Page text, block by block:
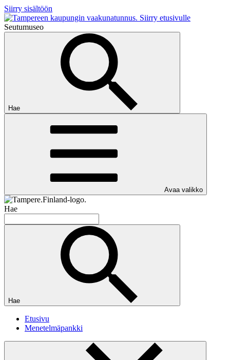
Siirry sisältöön
Siirry etusivulle
Seutumuseo
Hae
Avaa valikko
Hae
Hae
Etusivu
Menetelmäpankki